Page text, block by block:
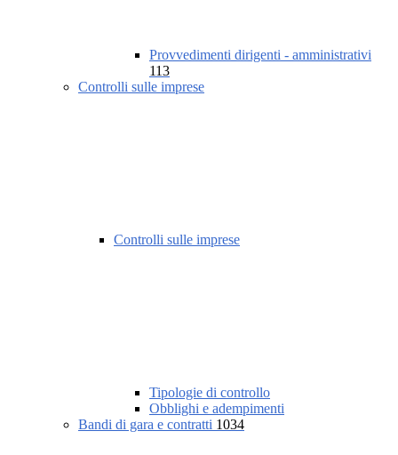
Provvedimenti dirigenti - amministrativi
113
Controlli sulle imprese
Controlli sulle imprese
Tipologie di controllo
Obblighi e adempimenti
Bandi di gara e contratti 1034